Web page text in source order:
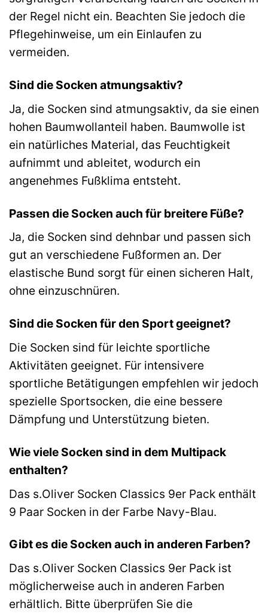
der Regel nicht ein. Beachten Sie jedoch die
Pflegehinweise, um ein Einlaufen zu
vermeiden.
Sind die Socken atmungsaktiv?
Ja, die Socken sind atmungsaktiv, da sie einen
hohen Baumwollanteil haben. Baumwolle ist
ein natürliches Material, das Feuchtigkeit
aufnimmt und ableitet, wodurch ein
angenehmes Fußklima entsteht.
Passen die Socken auch für breitere Füße?
Ja, die Socken sind dehnbar und passen sich
gut an verschiedene Fußformen an. Der
elastische Bund sorgt für einen sicheren Halt,
ohne einzuschnüren.
Sind die Socken für den Sport geeignet?
Die Socken sind für leichte sportliche
Aktivitäten geeignet. Für intensivere
sportliche Betätigungen empfehlen wir jedoch
spezielle Sportsocken, die eine bessere
Dämpfung und Unterstützung bieten.
Wie viele Socken sind in dem Multipack
enthalten?
Das s.Oliver Socken Classics 9er Pack enthält
9 Paar Socken in der Farbe Navy-Blau.
Gibt es die Socken auch in anderen Farben?
Das s.Oliver Socken Classics 9er Pack ist
möglicherweise auch in anderen Farben
erhältlich. Bitte überprüfen Sie die